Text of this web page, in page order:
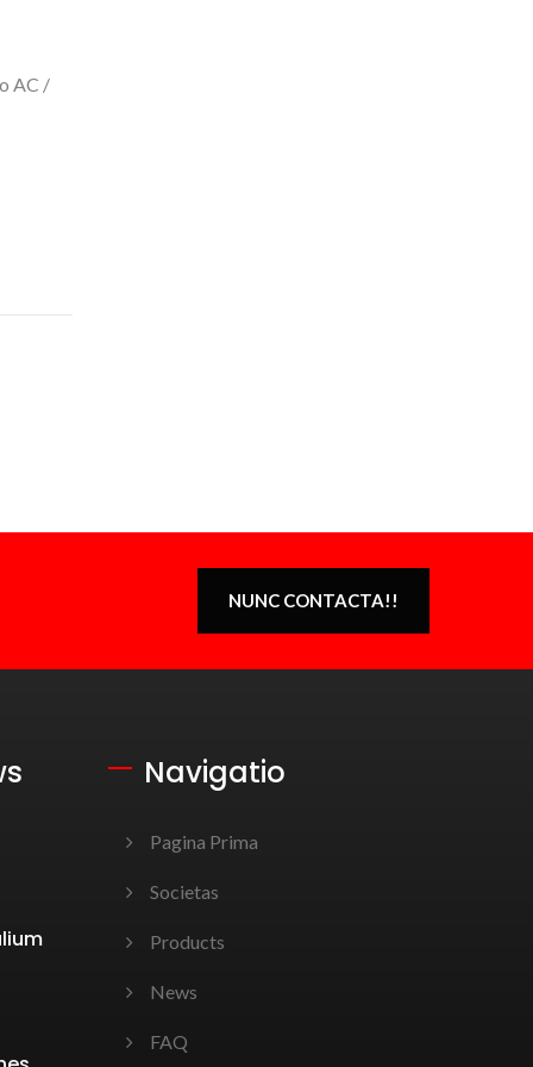
AC /
NUNC CONTACTA!!
Navigatio
Pagina Prima
Societas
Products
News
FAQ